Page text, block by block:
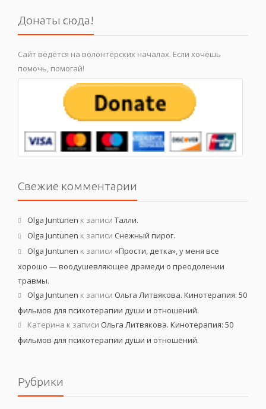
Донаты сюда!
Сайт ведется на волонтерских началах. Если хочешь
помочь, помогай!
Свежие комментарии
Olga Juntunen к записи Талли.
Olga Juntunen к записи Снежный пирог.
Olga Juntunen к записи «Прости, детка», у меня все
хорошо — воодушевляющее драмеди о преодолении
травмы.
Olga Juntunen к записи Ольга Литвякова. Кинотерапия: 50
фильмов для психотерапии души и отношений.
Катерина к записи Ольга Литвякова. Кинотерапия: 50
фильмов для психотерапии души и отношений.
Рубрики